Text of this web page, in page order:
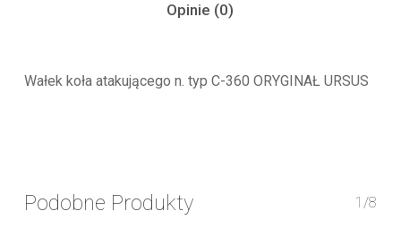
Opinie (0)
Wałek koła atakującego n. typ C-360 ORYGINAŁ URSUS
Podobne Produkty 1/8